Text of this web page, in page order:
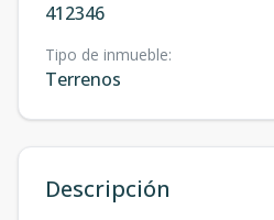
412346
Tipo de inmueble:
Terrenos
Descripción